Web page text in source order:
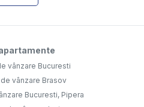
vânzare Bucuresti
vânzare Brasov
Bucuresti, Pipera